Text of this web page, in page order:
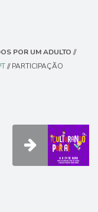
POR UM ADULTO //
// PARTICIPAÇÃO